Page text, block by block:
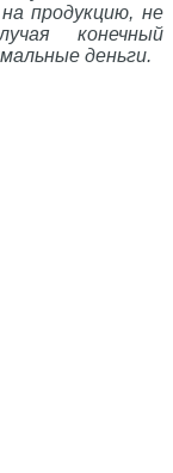
продукцию, не
конечный
деньги.